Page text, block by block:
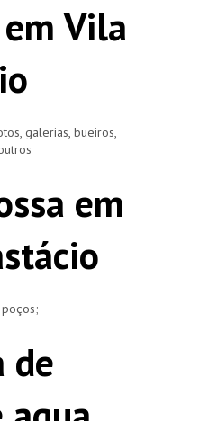
Vila
galerias, bueiros,
em
de